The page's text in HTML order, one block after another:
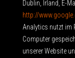
Dublin, Irland, E-
http://
Analytics nutzt im
Computer
unserer Website